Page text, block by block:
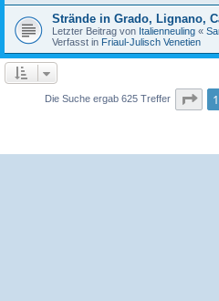
Strände in Grado, Lignano,
Letzter Beitrag von Italienneuling «
Verfasst in Friaul-Julisch Venetien
Die Suche ergab 625 Treffer Seite
1